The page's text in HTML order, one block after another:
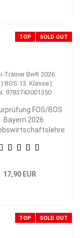
TOP SOLD OUT
FOS/BOS
Bayern 2026
Klasse
17,90 EUR
TOP SOLD OUT